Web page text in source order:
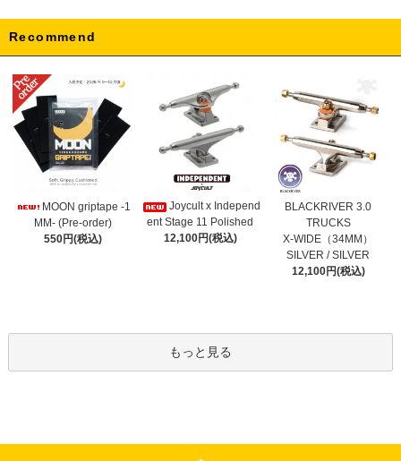
Recommend
MOON griptape -1
MM- (Pre-order)
550円(税込)
Joycult x Independ
ent Stage 11 Polished
12,100円(税込)
BLACKRIVER 3.0
TRUCKS
X-WIDE（34MM）
SILVER / SILVER
12,100円(税込)
もっと見る